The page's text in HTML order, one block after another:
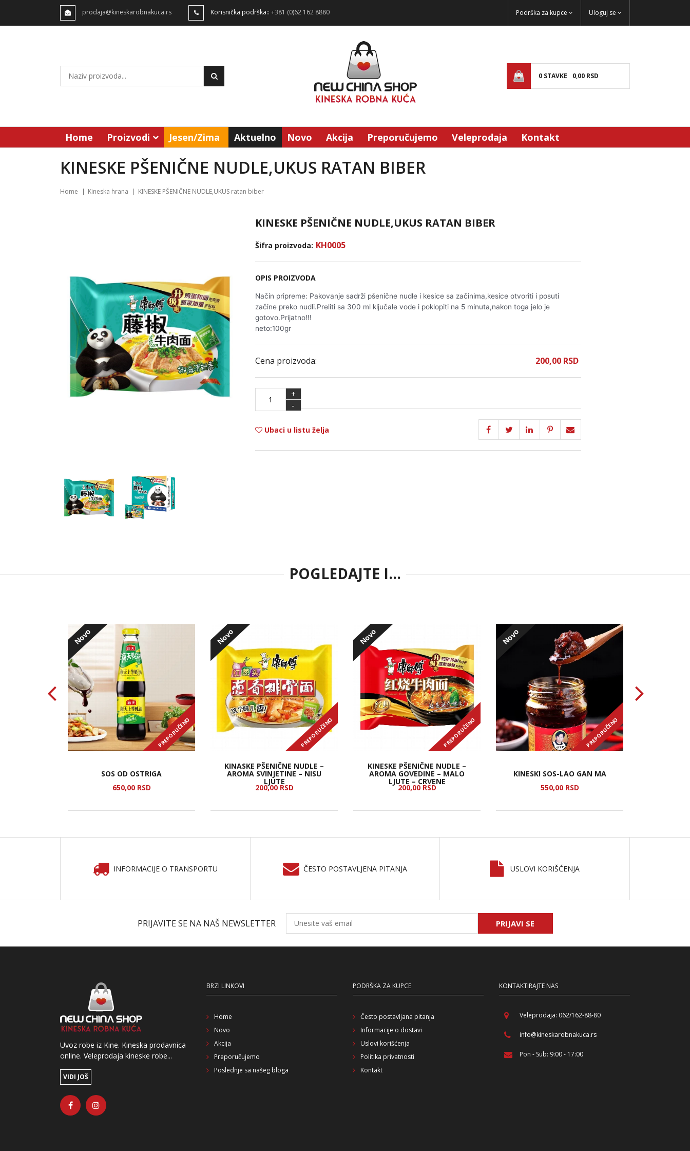
prodaja@kineskarobnakuca.rs Korisnička podrška:: +381 (0)62 162 8880 Podrška za kupce Uloguj se
0 STAVKE 0,00 RSD
Home Proizvodi Jesen/Zima Aktuelno Novo Akcija Preporučujemo Veleprodaja Kontakt
KINESKE PŠENIČNE NUDLE,UKUS RATAN BIBER
Home Kineska hrana KINESKE PŠENIČNE NUDLE,UKUS ratan biber
KINESKE PŠENIČNE NUDLE,UKUS RATAN BIBER
Šifra proizvoda: KH0005
OPIS PROIZVODA
Način pripreme: Pakovanje sadrži pšenične nudle i kesice sa začinima,kesice otvoriti i posuti
začine preko nudli.Preliti sa 300 ml ključale vode i poklopiti na 5 minuta,nakon toga jelo je
gotovo.Prijatno!!!
neto:100gr
Cena proizvoda: 200,00 RSD
+
-
Ubaci u listu želja
POGLEDAJTE I...
Novo
PREPORUČENO
SOS OD OSTRIGA
650,00 RSD
Novo
PREPORUČENO
KINASKE PŠENIČNE NUDLE –
AROMA SVINJETINE – NISU
LJUTE
200,00 RSD
Novo
PREPORUČENO
KINESKE PŠENIČNE NUDLE –
AROMA GOVEDINE – MALO
LJUTE – CRVENE
200,00 RSD
Novo
PREPORUČENO
KINESKI SOS-LAO GAN MA
550,00 RSD
INFORMACIJE O TRANSPORTU ČESTO POSTAVLJENA PITANJA USLOVI KORIŠĆENJA
PRIJAVITE SE NA NAŠ NEWSLETTER PRIJAVI SE
Uvoz robe iz Kine. Kineska prodavnica
online. Veleprodaja kineske robe...
VIDI JOŠ
BRZI LINKOVI
Home
Novo
Akcija
Preporučujemo
Poslednje sa našeg bloga
PODRŠKA ZA KUPCE
Često postavljana pitanja
Informacije o dostavi
Uslovi korišćenja
Politika privatnosti
Kontakt
KONTAKTIRAJTE NAS
Veleprodaja: 062/162-88-80
info@kineskarobnakuca.rs
Pon - Sub: 9:00 - 17:00